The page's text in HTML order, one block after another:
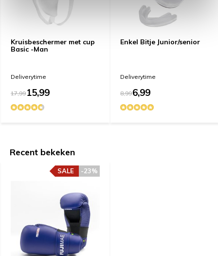
Kruisbeschermer met cup
Basic -Man
Deliverytime
17,9915,99
Enkel Bitje Junior/senior
Deliverytime
8,996,99
Recent bekeken
-23%
SALE